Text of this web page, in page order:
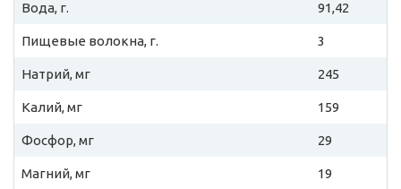
Вода, г. 91,42
Пищевые волокна, г. 3
Натрий, мг 245
Калий, мг 159
Фосфор, мг 29
Магний, мг 19